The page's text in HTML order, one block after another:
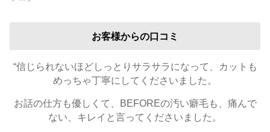
お客様からの口コミ
“信じられないほどしっとりサラサラになって、カットも
めっちゃ丁寧にしてくださいました。
お話の仕方も優しくて、BEFOREの汚い癖毛も、痛んで
ない、キレイと言ってくださいました。